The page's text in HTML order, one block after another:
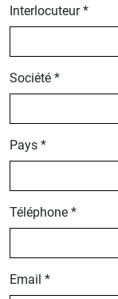
Interlocuteur *
Société *
Pays *
Téléphone *
Email *